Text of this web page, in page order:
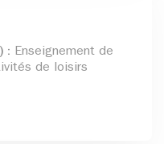
: Enseignement de
de loisirs